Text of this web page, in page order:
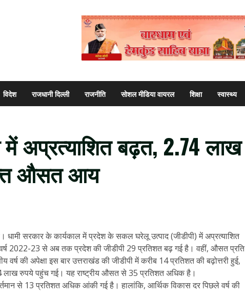
विदेश राजधानी दिल्ली राजनीति सोशल मीडिया वायरल शिक्षा स्वास्थ्य
में अप्रत्याशित बढ़त, 2.74 लाख
औसत आय
धामी सरकार के कार्यकाल में प्रदेश के सकल घरेलू उत्पाद (जीडीपी) में अप्रत्याशित
वर्ष 2022-23 से अब तक प्रदेश की जीडीपी 29 प्रतिशत बढ़ गई है। वहीं, औसत प्रति
वर्ष की अपेक्षा इस बार उत्तराखंड की जीडीपी में करीब 14 प्रतिशत की बढ़ोत्तरी हुई,
रुपये पहुंच गई। यह राष्ट्रीय औसत से 35 प्रतिशत अधिक है।
से 13 प्रतिशत अधिक आंकी गई है। हालांकि, आर्थिक विकास दर पिछले वर्ष की